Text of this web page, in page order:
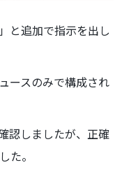
と追加で指示を出し
ースのみで構成され
認しましたが、正確
た。